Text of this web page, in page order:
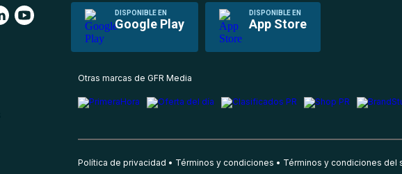
DISPONIBLE EN
Google Play
DISPONIBLE EN
App Store
Otras marcas de GFR Media
Política de privacidad Términos y condiciones Términos y condiciones del